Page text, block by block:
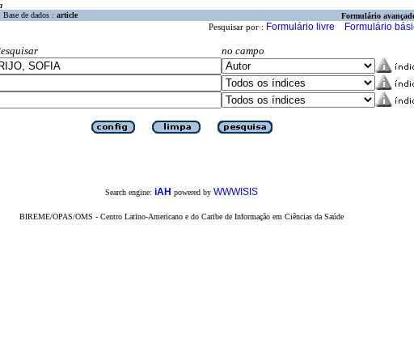
Base de dados : article Formulário
Pesquisar por : Formulário livre Formulário
no campo
Search engine: iAH powered by WWWISIS
BIREME/OPAS/OMS - Centro Latino-Americano e do Caribe de Informação em Ciências da Saúde